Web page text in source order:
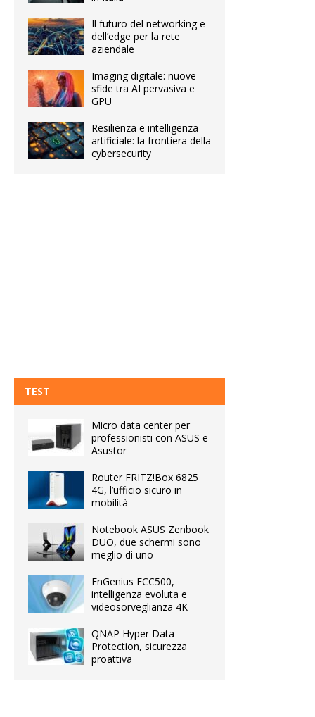
Il futuro del networking e
dell’edge per la rete
aziendale
Imaging digitale: nuove
sfide tra AI pervasiva e
GPU
Resilienza e intelligenza
artificiale: la frontiera della
cybersecurity
TEST
Micro data center per
professionisti con ASUS e
Asustor
Router FRITZ!Box 6825
4G, l’ufficio sicuro in
mobilità
Notebook ASUS Zenbook
DUO, due schermi sono
meglio di uno
EnGenius ECC500,
intelligenza evoluta e
videosorveglianza 4K
QNAP Hyper Data
Protection, sicurezza
proattiva